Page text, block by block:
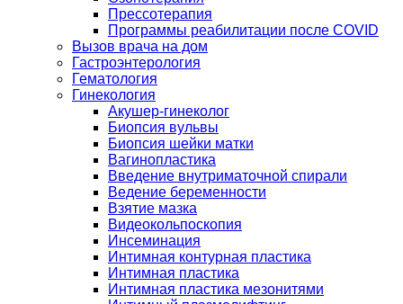
Прессотерапия
Программы реабилитации после СOVID
Вызов врача на дом
Гастроэнтерология
Гематология
Гинекология
Акушер-гинеколог
Биопсия вульвы
Биопсия шейки матки
Вагинопластика
Введение внутриматочной спирали
Ведение беременности
Взятие мазка
Видеокольпоскопия
Инсеминация
Интимная контурная пластика
Интимная пластика
Интимная пластика мезонитями